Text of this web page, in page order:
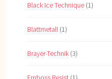
Black Ice Technique (1)
Blattmetall (1)
Brayer-Technik (3)